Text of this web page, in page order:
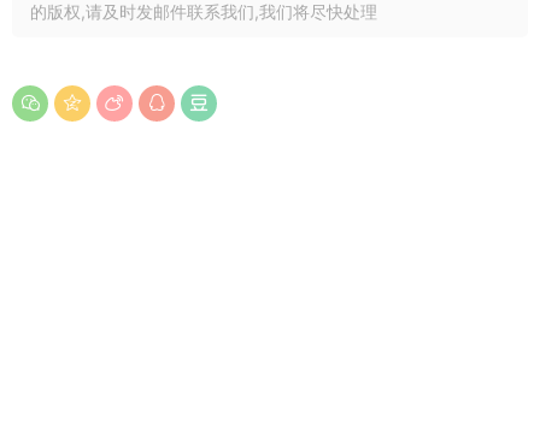
的版权,请及时发邮件联系我们,我们将尽快处理